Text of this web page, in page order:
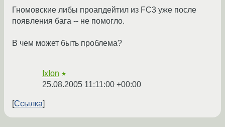
Гномовские либы проапдейтил из FC3 уже после
появления бага -- не помогло.
В чем может быть проблема?
IxIon ★
25.08.2005 11:11:00 +00:00
Ссылка